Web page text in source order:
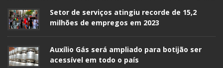
Setor de serviços atingiu recorde de 15,2
milhões de empregos em 2023
Auxílio Gás será ampliado para botijão ser
acessível em todo o país